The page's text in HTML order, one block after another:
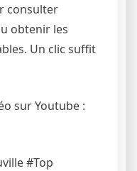
consulter
obtenir les
Un clic suffit
sur Youtube :
#Top